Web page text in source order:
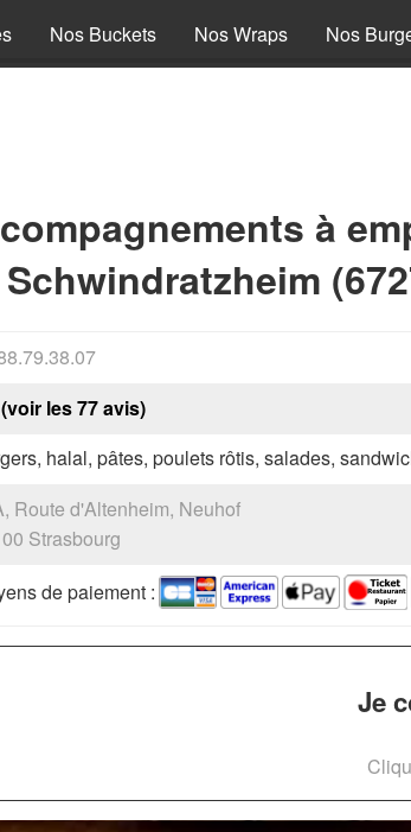
Nos Buckets Nos Wraps Nos
à
les 77 avis)
halal, pâtes, poulets rôtis, salades,
Route d'Altenheim, Neuhof
Strasbourg
de paiement :
Je